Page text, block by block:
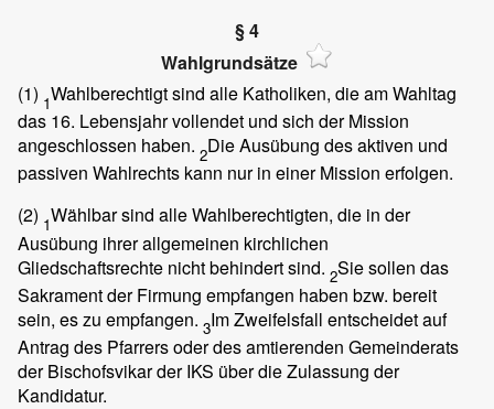
§ 4
Wahlgrundsätze
(1) 1Wahlberechtigt sind alle Katholiken, die am Wahltag
das 16. Lebensjahr vollendet und sich der Mission
angeschlossen haben. 2Die Ausübung des aktiven und
passiven Wahlrechts kann nur in einer Mission erfolgen.
(2) 1Wählbar sind alle Wahlberechtigten, die in der
Ausübung ihrer allgemeinen kirchlichen
Gliedschaftsrechte nicht behindert sind. 2Sie sollen das
Sakrament der Firmung empfangen haben bzw. bereit
sein, es zu empfangen. 3Im Zweifelsfall entscheidet auf
Antrag des Pfarrers oder des amtierenden Gemeinderats
der Bischofsvikar der IKS über die Zulassung der
Kandidatur.